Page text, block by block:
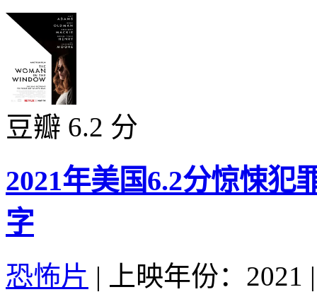
豆瓣 6.2 分
2021年美国6.2分惊悚犯
字
恐怖片 | 上映年份：2021 |